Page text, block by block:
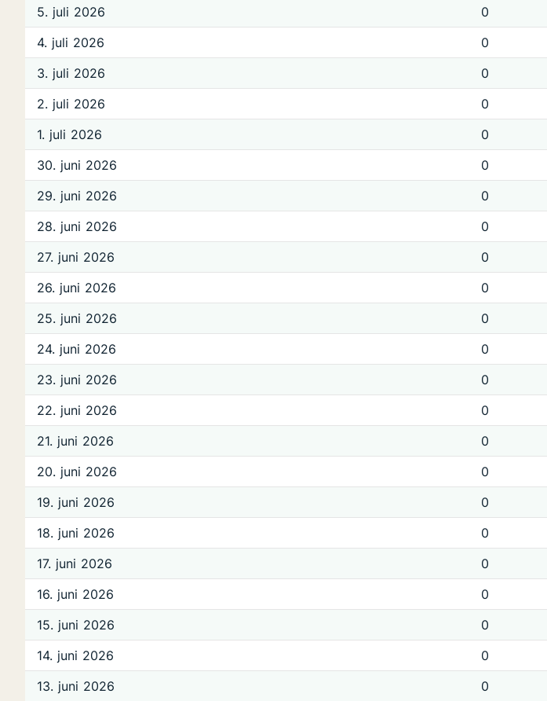
5. juli 2026
0
4. juli 2026
0
3. juli 2026
0
2. juli 2026
0
1. juli 2026
0
30. juni 2026
0
29. juni 2026
0
28. juni 2026
0
27. juni 2026
0
26. juni 2026
0
25. juni 2026
0
24. juni 2026
0
23. juni 2026
0
22. juni 2026
0
21. juni 2026
0
20. juni 2026
0
19. juni 2026
0
18. juni 2026
0
17. juni 2026
0
16. juni 2026
0
15. juni 2026
0
14. juni 2026
0
13. juni 2026
0